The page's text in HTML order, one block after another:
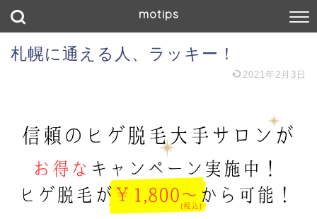
motips
札幌に通える人、ラッキー！
2021年2月3日